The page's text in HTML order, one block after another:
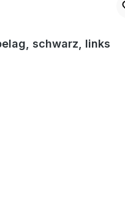
schwarz, links